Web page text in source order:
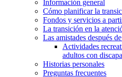
Información general
Cómo planificar la
Fondos y servicios a
La transición en la
Las amistades después
Actividades
adultos con
Historias personales
Preguntas frecuentes